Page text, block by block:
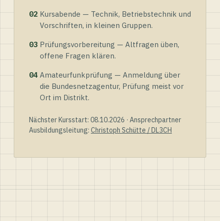
02 Kursabende — Technik, Betriebstechnik und
Vorschriften, in kleinen Gruppen.
03 Prüfungsvorbereitung — Altfragen üben,
offene Fragen klären.
04 Amateurfunkprüfung — Anmeldung über
die Bundesnetzagentur, Prüfung meist vor
Ort im Distrikt.
Nächster Kursstart: 08.10.2026 · Ansprechpartner
Ausbildungsleitung: Christoph Schütte / DL3CH